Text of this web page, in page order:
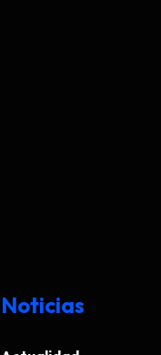
Noticias